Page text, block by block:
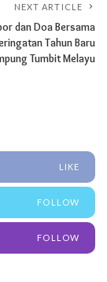
NEXT ARTICLE
dan Doa Bersama
Tahun Baru
Tumbit Melayu
LIKE
FOLLOW
FOLLOW